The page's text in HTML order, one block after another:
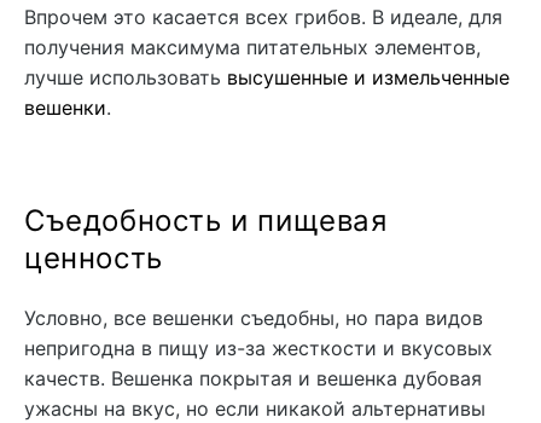
Впрочем это касается всех грибов. В идеале, для
получения максимума питательных элементов,
лучше использовать высушенные и измельченные
вешенки.
Съедобность и пищевая
ценность
Условно, все вешенки съедобны, но пара видов
непригодна в пищу из-за жесткости и вкусовых
качеств. Вешенка покрытая и вешенка дубовая
ужасны на вкус, но если никакой альтернативы